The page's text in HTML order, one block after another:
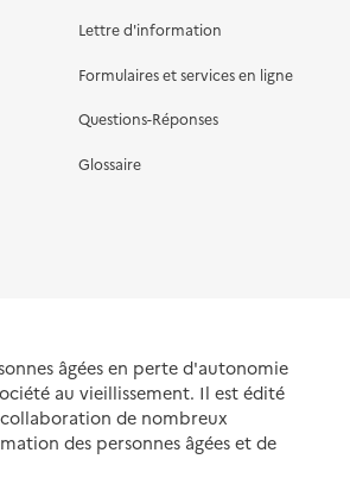
Lettre d'information
Formulaires et services en ligne
Questions-Réponses
Glossaire
âgées en perte d'autonomie
au vieillissement. Il est édité
de nombreux
des personnes âgées et de